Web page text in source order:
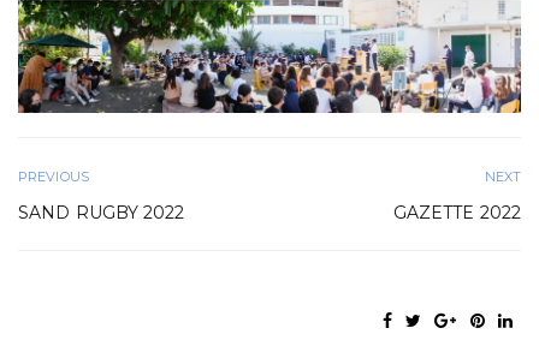
PREVIOUS
SAND RUGBY 2022
NEXT
GAZETTE 2022